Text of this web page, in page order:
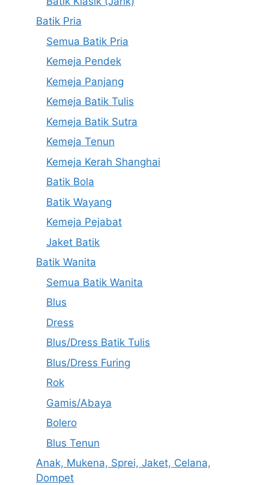
Batik Pria
Semua Batik Pria
Kemeja Pendek
Kemeja Panjang
Kemeja Batik Tulis
Kemeja Batik Sutra
Kemeja Tenun
Kemeja Kerah Shanghai
Batik Bola
Batik Wayang
Kemeja Pejabat
Jaket Batik
Batik Wanita
Semua Batik Wanita
Blus
Dress
Blus/Dress Batik Tulis
Blus/Dress Furing
Rok
Gamis/Abaya
Bolero
Blus Tenun
Anak, Mukena, Sprei, Jaket, Celana,
Dompet